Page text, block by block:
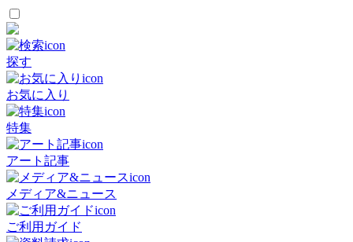
探す
お気に入り
特集
アート記事
メディア&ニュース
ご利用ガイド